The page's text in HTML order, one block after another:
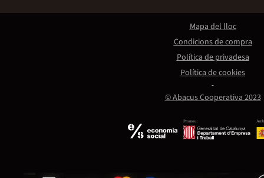
Promou:
© Abacus Cooperativa 2023
Mapa del lloc
Condicions de compra
Política de privadesa
Política de cookies